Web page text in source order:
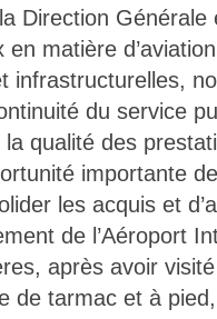
Direction Générale
matière
infrastructurelles,
du service
la qualité des
importante
les acquis et
de l’Aéroport
après avoir
de tarmac et à